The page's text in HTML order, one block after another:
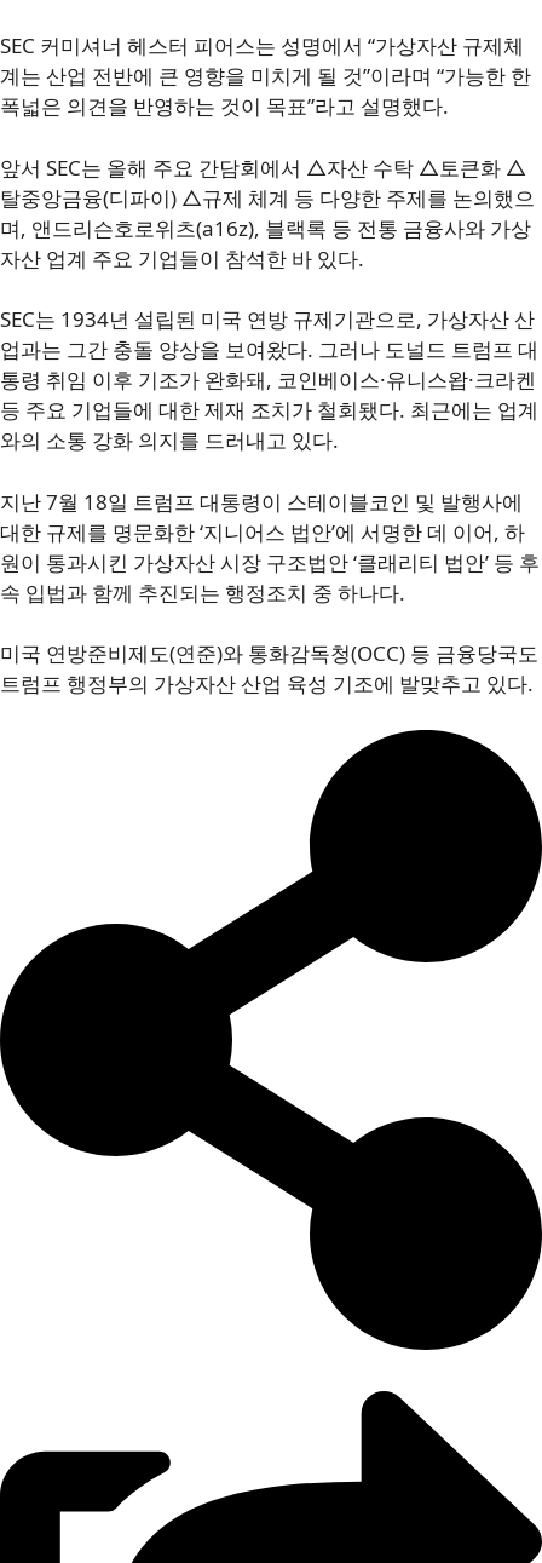
SEC 커미셔너 헤스터 피어스는 성명에서 “가상자산 규제체
계는 산업 전반에 큰 영향을 미치게 될 것”이라며 “가능한 한
폭넓은 의견을 반영하는 것이 목표”라고 설명했다.
앞서 SEC는 올해 주요 간담회에서 △자산 수탁 △토큰화 △
탈중앙금융(디파이) △규제 체계 등 다양한 주제를 논의했으
며, 앤드리슨호로위츠(a16z), 블랙록 등 전통 금융사와 가상
자산 업계 주요 기업들이 참석한 바 있다.
SEC는 1934년 설립된 미국 연방 규제기관으로, 가상자산 산
업과는 그간 충돌 양상을 보여왔다. 그러나 도널드 트럼프 대
통령 취임 이후 기조가 완화돼, 코인베이스·유니스왑·크라켄
등 주요 기업들에 대한 제재 조치가 철회됐다. 최근에는 업계
와의 소통 강화 의지를 드러내고 있다.
지난 7월 18일 트럼프 대통령이 스테이블코인 및 발행사에
대한 규제를 명문화한 ‘지니어스 법안’에 서명한 데 이어, 하
원이 통과시킨 가상자산 시장 구조법안 ‘클래리티 법안’ 등 후
속 입법과 함께 추진되는 행정조치 중 하나다.
미국 연방준비제도(연준)와 통화감독청(OCC) 등 금융당국도
트럼프 행정부의 가상자산 산업 육성 기조에 발맞추고 있다.